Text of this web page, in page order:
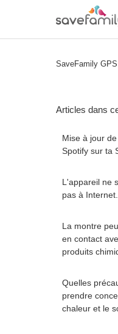
SaveFamily GPS
Articles dans
Mise à jour
Spotify sur ta
L'appareil ne
pas à Internet.
La montre
en contact
produits
Quelles
prendre
chaleur et le